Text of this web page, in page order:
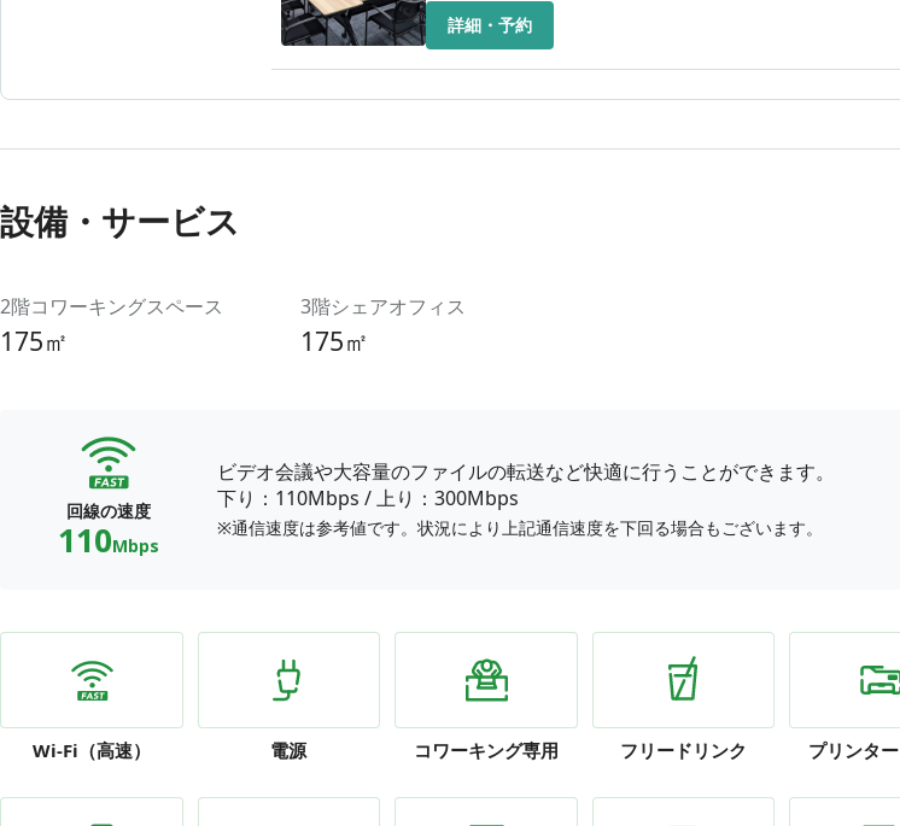
詳細・予約
設備・サービス
2階コワーキングスペース
175㎡
3階シェアオフィス
175㎡
回線の速度
110Mbps
ビデオ会議や大容量のファイルの転送など快適に行うことができます。
下り：110Mbps /上り：300Mbps
※通信速度は参考値です。状況により上記通信速度を下回る場合もございます。
Wi-Fi （高速） 電源 コワーキング専用 フリー ドリンク プリンター